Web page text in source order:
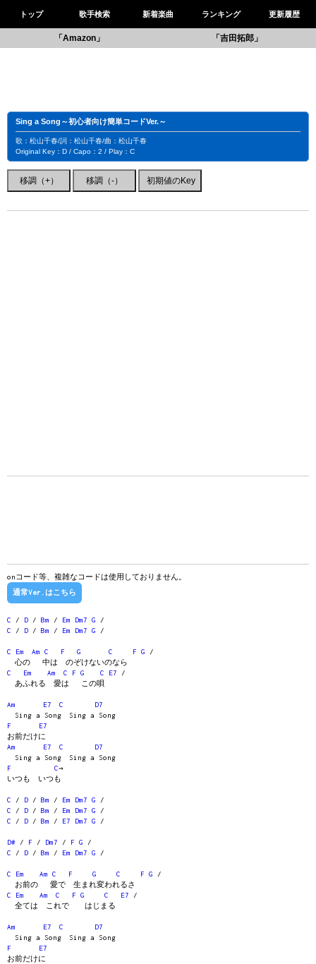
トップ 歌手検索 新着楽曲 ランキング 更新履歴
「Amazon」 「吉田拓郎」
Sing a Song～初心者向け簡単コードVer.～
歌：松山千春/詞：松山千春/曲：松山千春
Original Key：D / Capo：2 / Play：C
onコード等、複雑なコードは使用しておりません。
通常Ver.はこちら
C / D / Bm / Em Dm7 G /
C / D / Bm / Em Dm7 G /
C Em Am C F G C F G /
心の 中は のぞけないのなら
C
Em Am C F G C E7 /
あふれる 愛は この唄
Am E7 C
D7
Sing a Song Sing a Song
F
E7
お前だけに
Am
E7 C
D7
Sing a Song Sing a Song
F
C→
いつも いつも
C / D / Bm / Em Dm7 G /
C / D / Bm / Em Dm7 G /
C / D / Bm / E7 Dm7 G /
D# / F / Dm7 / F G /
C / D / Bm / Em Dm7 G /
C Em Am C F G C F G /
お前の 愛で 生まれ変われるさ
C
Em Am C F G C E7 /
全ては これで はじまる
Am E7 C
D7
Sing a Song Sing a Song
F
E7
お前だけに